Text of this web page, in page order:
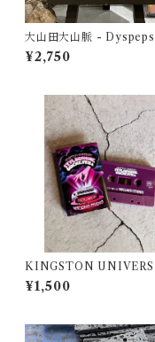
大山田大山脈 -
riginal Sound Track（
¥2,750
KINGSTON
STYLOPHONE
RA - LIVE TO TAPE
¥1,500